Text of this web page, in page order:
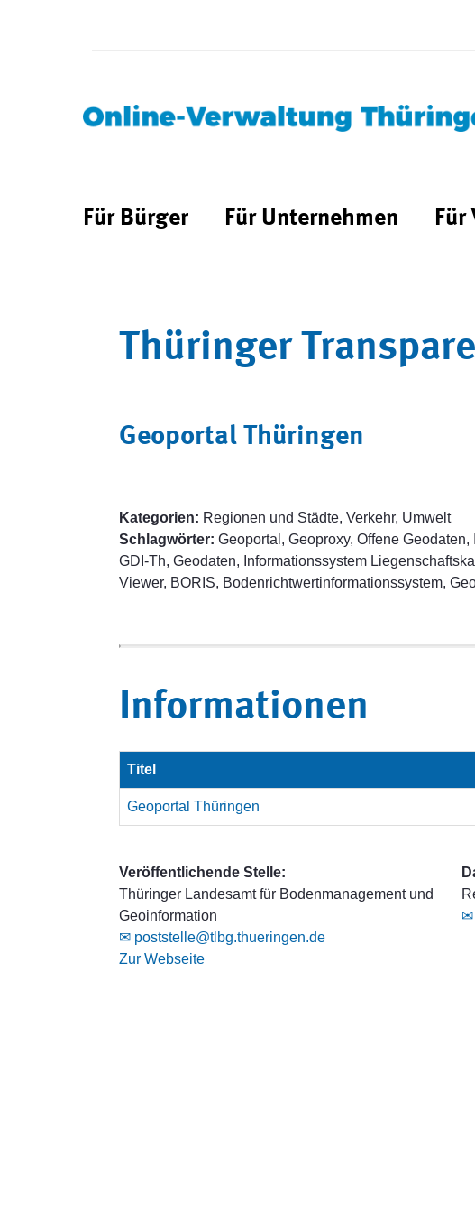
Für Bürger Für Unternehmen
Thüringer
Geoportal Thüringen
Kategorien: Regionen und Städte, Verkehr, Umwelt
Schlagwörter: Geoportal, Geoproxy, Offene
GDI-Th, Geodaten, Informationssystem
Viewer, BORIS, Bodenrichtwertinformationssystem,
Informationen
Titel
Geoportal Thüringen
Veröffentlichende Stelle:
Thüringer Landesamt für Bodenmanagement und
Geoinformation
✉ poststelle@tlbg.thueringen.de
Zur Webseite
✉